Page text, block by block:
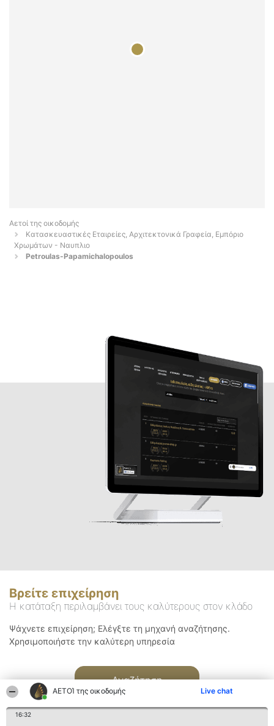
ΑΕΤΟΊ της οικοδομής Live chat
16:32
Αετοί της οικοδομής
Κατασκευαστικές Εταιρείες, Αρχιτεκτονικά Γραφεία, Εμπόριο
Χρωμάτων - Ναυπλιο
Petroulas-Papamichalopoulos
Βρείτε επιχείρηση
Η κατάταξη περιλαμβάνει τους καλύτερους στον κλάδο
Ψάχνετε επιχείρηση; Ελέγξτε τη μηχανή αναζήτησης.
Χρησιμοποιήστε την καλύτερη υπηρεσία
Αναζήτηση